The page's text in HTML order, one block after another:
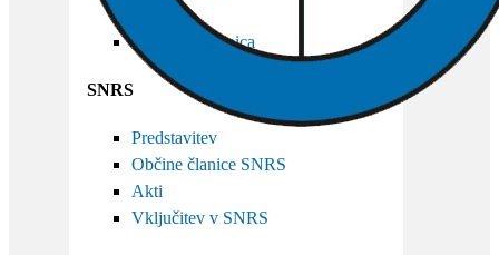
Osebna izkaznica
SNRS
Predstavitev
Občine članice SNRS
Akti
Vključitev v SNRS